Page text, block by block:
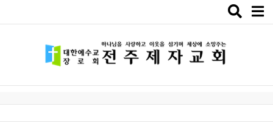
Toggle